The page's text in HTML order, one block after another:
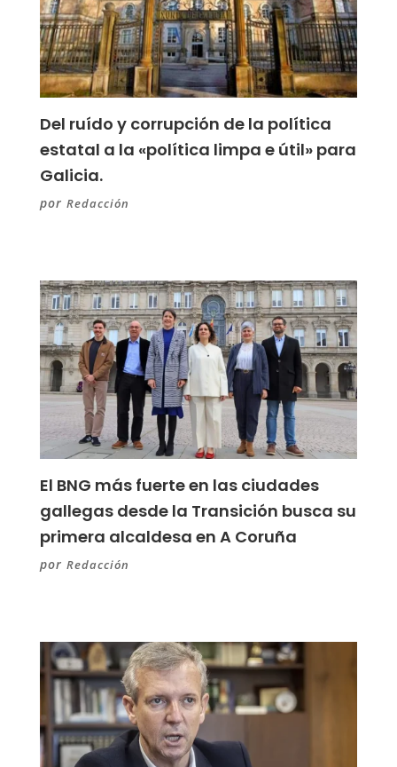
Del ruído y corrupción de la política
estatal a la «política limpa e útil» para
Galicia.
por Redacción
El BNG más fuerte en las ciudades
gallegas desde la Transición busca su
primera alcaldesa en A Coruña
por Redacción